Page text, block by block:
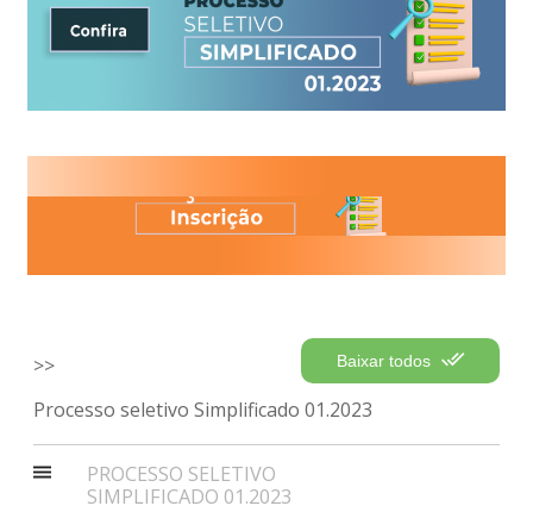
Baixar todos
Processo seletivo Simplificado 01.2023
PROCESSO SELETIVO
SIMPLIFICADO 01.2023